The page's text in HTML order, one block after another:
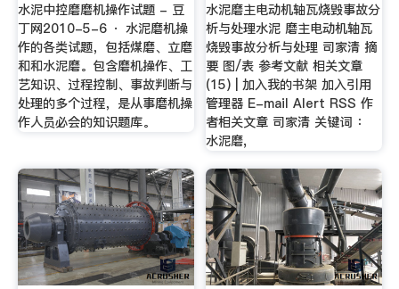
水泥中控磨磨机操作试题 - 豆
丁网2010-5-6 · 水泥磨机操
作的各类试题，包括煤磨、立磨
和和水泥磨。包含磨机操作、工
艺知识、过程控制、事故判断与
处理的多个过程，是从事磨机操
作人员必会的知识题库。
水泥磨主电动机轴瓦烧毁事故分
析与处理水泥 磨主电动机轴瓦
烧毁事故分析与处理 司家清 摘
要 图/表 参考文献 相关文章
(15) | 加入我的书架 加入引用
管理器 E-mail Alert RSS 作
者相关文章 司家清 关键词 ：
水泥磨,